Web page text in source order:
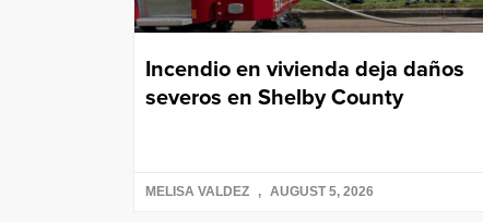
Incendio en vivienda deja daños
severos en Shelby County
MELISA VALDEZ AUGUST 5, 2026